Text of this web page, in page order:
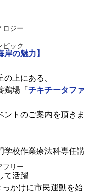
ロジー
ピック
フリー
岸の魅力 】
上にある、
鶏場『チキチータファ
ントのご案内を頂きま
学校作業療法科専任講
て活躍
っかけに市民運動を始